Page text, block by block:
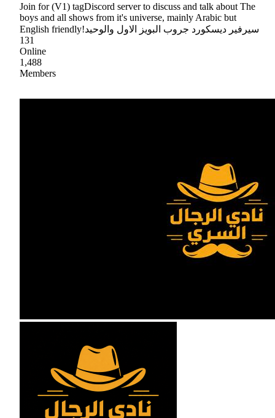
Join for (V1) tagDiscord server to discuss and talk about The
boys and all shows from it's universe, mainly Arabic but
English friendly!سيرفير ديسكورد جروب البويز الاول والوحيد
131
Online
1,488
Members